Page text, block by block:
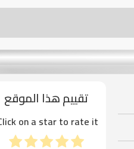
تقييم هذا الموقع
on a star to rate it!